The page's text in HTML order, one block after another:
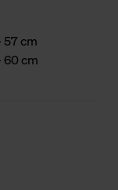
57 cm
60 cm